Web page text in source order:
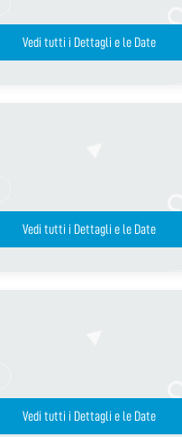
Vedi tutti i Dettagli e le Date
Vedi tutti i Dettagli e le Date
Vedi tutti i Dettagli e le Date